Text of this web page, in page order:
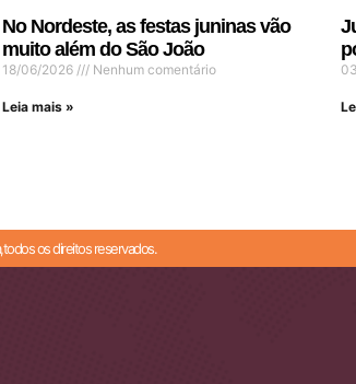
No Nordeste, as festas juninas vão
muito além do São João
18/06/2026 Nenhum comentário
Leia mais »
os direitos reservados.